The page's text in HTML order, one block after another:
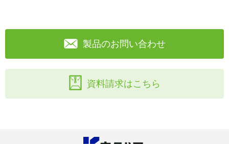
製品のお問い合わせ
資料請求はこちら